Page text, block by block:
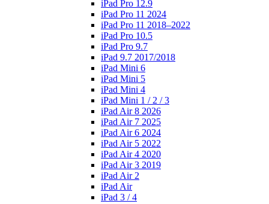
iPad Pro 12.9
iPad Pro 11 2024
iPad Pro 11 2018–2022
iPad Pro 10.5
iPad Pro 9.7
iPad 9.7 2017/2018
iPad Mini 6
iPad Mini 5
iPad Mini 4
iPad Mini 1 / 2 / 3
iPad Air 8 2026
iPad Air 7 2025
iPad Air 6 2024
iPad Air 5 2022
iPad Air 4 2020
iPad Air 3 2019
iPad Air 2
iPad Air
iPad 3 / 4